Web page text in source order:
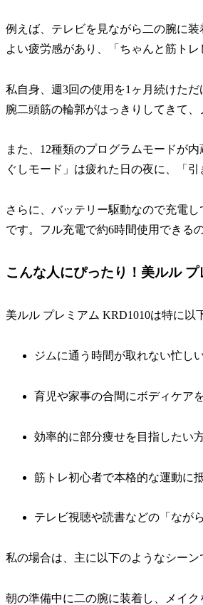
例えば、テレビを見ながら二の腕に
よい疲労感があり、「ちゃんと筋ト
私自身、週3回の使用を1ヶ月続けた
腕二頭筋の輪郭がはっきりしてきて
また、12種類のプログラムモードが
ぐしモード」は疲れた日の夜に、「
さらに、バッテリー駆動なので充電
です。フル充電で約6時間使用できる
こんな人にぴったり！美ルル
美ルル プレミアム KRD1010は特に以
ジムに通う時間が取れない忙し
育児や家事の合間にボディケア
効率的に部分痩せを目指したい
筋トレ初心者で本格的な運動に
テレビ視聴や読書などの「なが
私の場合は、主に以下のようなシーン
朝の準備中に二の腕に装着し、メイ